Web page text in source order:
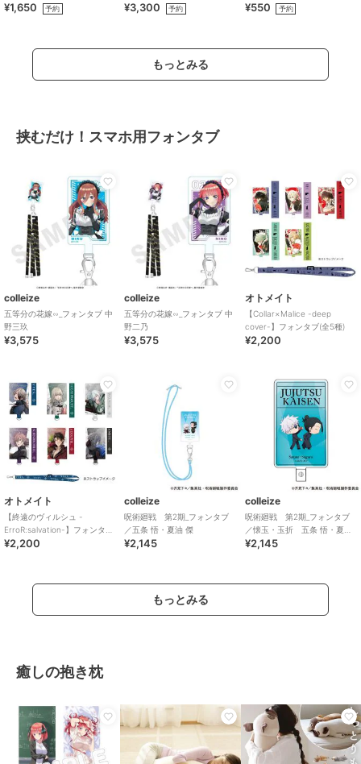
ア 五月
¥1,650 予約
タンド(全7種)
¥3,300 予約 ¥550 予約
もっとみる
挟むだけ！スマホ用フォンタブ
colleize
五等分の花嫁∽_フォンタブ 中
野三玖
¥3,575
colleize
五等分の花嫁∽_フォンタブ 中
野二乃
¥3,575
オトメイト
【Collar×Malice -deep
cover-】フォンタブ(全5種)
¥2,200
オトメイト
【終遠のヴィルシュ -
ErroR:salvation-】フォンタブ
(全6種)
¥2,200
colleize
呪術廻戦 第2期_フォンタブ
／五条 悟・夏油 傑
¥2,145
colleize
呪術廻戦 第2期_フォンタブ
／懐玉・玉折 五条 悟・夏油
傑 B
¥2,145
もっとみる
癒しの抱き枕